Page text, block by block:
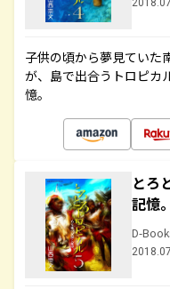
子供の頃から夢見ていた
が、島で出合うトロピカ
憶。
とろ
記憶
D-